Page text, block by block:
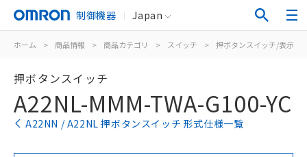
制御機器 Japan
ホーム > 商品情報 > 商品カテゴリ > スイッチ > 押ボタンスイッチ/表示灯
押ボタンスイッチ
A22NL-MMM-TWA-G100-YC
A22NN / A22NL 押ボタンスイッチ 形式仕様一覧